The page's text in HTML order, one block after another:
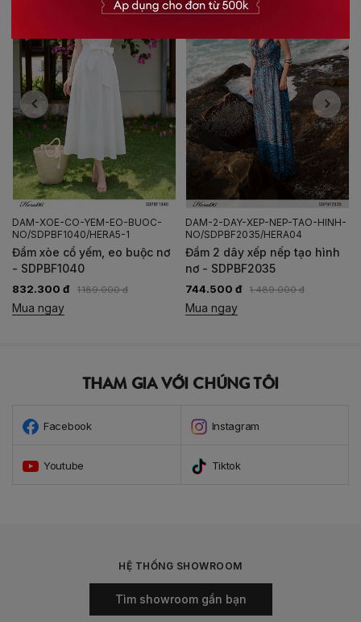
DAM-XOE-CO-YEM-EO-BUOC-
NO/SDPBF1040/HERA5-1
Đầm xòe cổ yếm, eo buộc nơ
- SDPBF1040
832.300 đ 1.189.000 đ
Mua ngay
DAM-2-DAY-XEP-NEP-TAO-HINH-
NO/SDPBF2035/HERA04
Đầm 2 dây xếp nếp tạo hình
nơ - SDPBF2035
744.500 đ 1.489.000 đ
Mua ngay
THAM GIA VỚI CHÚNG TÔI
Facebook Instagram
Youtube Tiktok
HỆ THỐNG SHOWROOM
Tìm showroom gần bạn